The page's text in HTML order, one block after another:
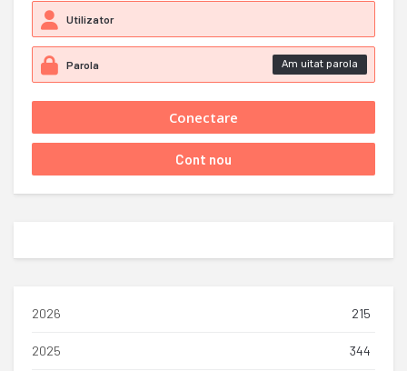
Am uitat parola
2026 215
2025 344